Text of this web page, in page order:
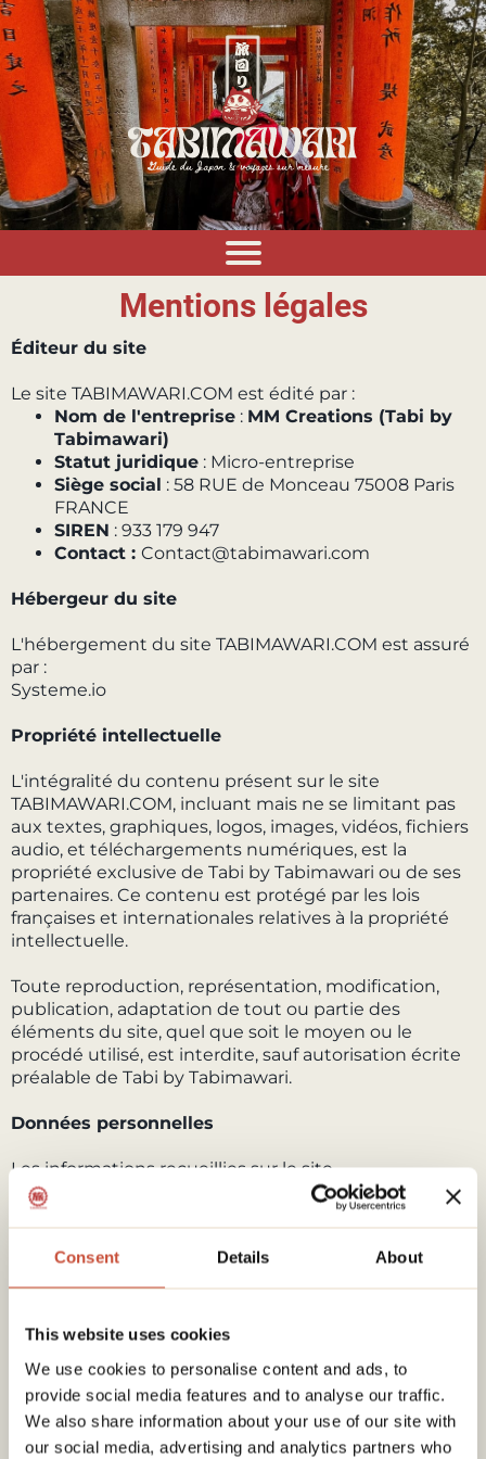
Consent Details About
This website uses cookies
We use cookies to personalise content and ads, to
provide social media features and to analyse our traffic.
We also share information about your use of our site with
our social media, advertising and analytics partners who
Mentions légales
Éditeur du site
Le site TABIMAWARI.COM est édité par :
Nom de l'entreprise : MM Creations (Tabi by
Tabimawari)
Statut juridique : Micro-entreprise
Siège social : 58 RUE de Monceau 75008 Paris
FRANCE
SIREN : 933 179 947
Contact : Contact@tabimawari.com
Hébergeur du site
L'hébergement du site TABIMAWARI.COM est assuré
par :
Systeme.io
Propriété intellectuelle
L'intégralité du contenu présent sur le site
TABIMAWARI.COM, incluant mais ne se limitant pas
aux textes, graphiques, logos, images, vidéos, fichiers
audio, et téléchargements numériques, est la
propriété exclusive de Tabi by Tabimawari ou de ses
partenaires. Ce contenu est protégé par les lois
françaises et internationales relatives à la propriété
intellectuelle.
Toute reproduction, représentation, modification,
publication, adaptation de tout ou partie des
éléments du site, quel que soit le moyen ou le
procédé utilisé, est interdite, sauf autorisation écrite
préalable de Tabi by Tabimawari.
Données personnelles
Les informations recueillies sur le site
TABIMAWARI.COM sont utilisées dans le cadre des
services proposés par Tabimawari. Ces données sont
vigueur relative à la protection des données
personnelles. Pour plus d'informations, veuillez
Tabi by Tabimawari ne pourra être tenu responsable
des dommages directs ou indirects causés au
matériel de l'utilisateur lors de l'accès au site